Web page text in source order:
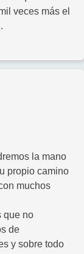
veces más el
la mano
propio camino
muchos
que no
de
y sobre todo